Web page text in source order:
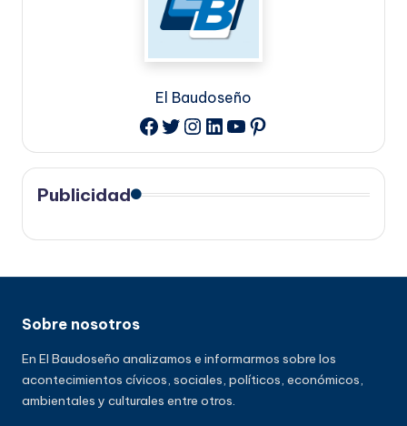
El Baudoseño
Facebook
Twitter
Instagram
LinkedIn
YouTube
Pinterest
Publicidad
Sobre nosotros
En El Baudoseño analizamos e informarmos sobre los
acontecimientos cívicos, sociales, políticos, económicos,
ambientales y culturales entre otros.